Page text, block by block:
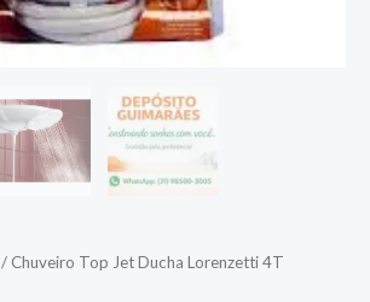
/ Chuveiro Top Jet Ducha Lorenzetti 4T